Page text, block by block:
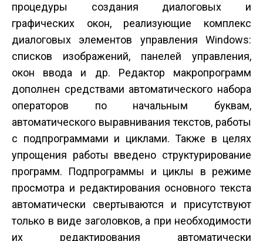
процедуры создания диалоговых и
графических окон, реализующие комплекс
диалоговых элементов управления Windows:
списков изображений, панелей управления,
окон ввода и др. Редактор макропрограмм
дополнен средствами автоматического набора
операторов по начальным буквам,
автоматического выравнивания текстов, работы
с подпрограммами и циклами. Также в целях
упрощения работы введено структурирование
программ. Подпрограммы и циклы в режиме
просмотра и редактирования основного текста
автоматически свертываются и присутствуют
только в виде заголовков, а при необходимости
их редактирования автоматически